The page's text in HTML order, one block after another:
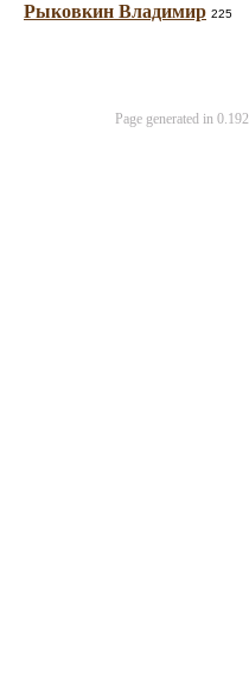
Рыковкин Владимир 225
Page generated in